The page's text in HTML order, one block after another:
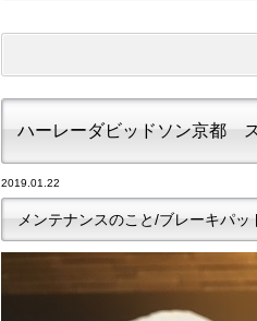
ハーレーダビッドソン京都
2019.01.22
メンテナンスのこと/ブレーキパッ